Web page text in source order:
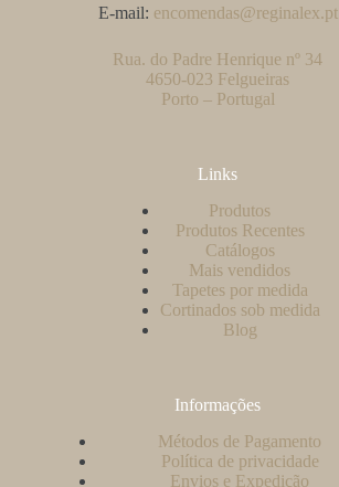
E-mail: encomendas@reginalex.pt
Rua. do Padre Henrique nº 34
4650-023 Felgueiras
Porto – Portugal
Links
Produtos
Produtos Recentes
Catálogos
Mais vendidos
Tapetes por medida
Cortinados sob medida
Blog
Informações
Métodos de Pagamento
Política de privacidade
Envios e Expedição